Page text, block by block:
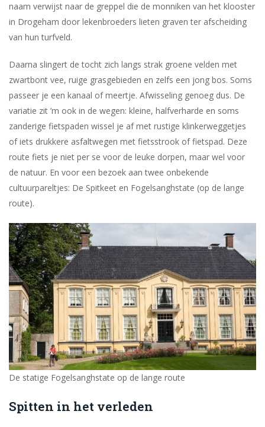
naam verwijst naar de greppel die de monniken van het klooster
in Drogeham door lekenbroeders lieten graven ter afscheiding
van hun turfveld.
Daarna slingert de tocht zich langs strak groene velden met
zwartbont vee, ruige grasgebieden en zelfs een jong bos. Soms
passeer je een kanaal of meertje. Afwisseling genoeg dus. De
variatie zit ’m ook in de wegen: kleine, halfverharde en soms
zanderige fietspaden wissel je af met rustige klinkerweggetjes
of iets drukkere asfaltwegen met fietsstrook of fietspad. Deze
route fiets je niet per se voor de leuke dorpen, maar wel voor
de natuur. En voor een bezoek aan twee onbekende
cultuurpareltjes: De Spitkeet en Fogelsanghstate (op de lange
route).
De statige Fogelsanghstate op de lange route
Spitten in het verleden